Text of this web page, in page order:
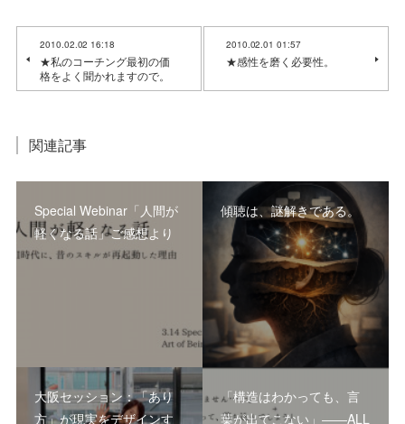
2010.02.02 16:18
★私のコーチング最初の価
格をよく聞かれますので。
2010.02.01 01:57
★感性を磨く必要性。
関連記事
Special Webinar「人間が
軽くなる話」ご感想より
傾聴は、謎解きである。
大阪セッション：「あり
方」が現実をデザインす
「構造はわかっても、言
葉が出てこない」――ALL